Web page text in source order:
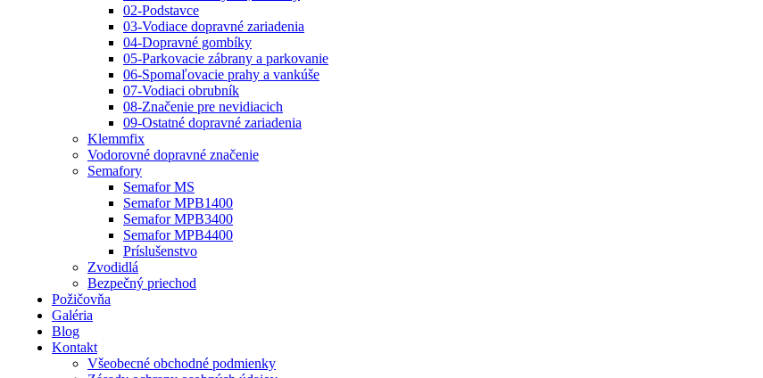
02-Podstavce
03-Vodiace dopravné zariadenia
04-Dopravné gombíky
05-Parkovacie zábrany a parkovanie
06-Spomaľovacie prahy a vankúše
07-Vodiaci obrubník
08-Značenie pre nevidiacich
09-Ostatné dopravné zariadenia
Klemmfix
Vodorovné dopravné značenie
Semafory
Semafor MS
Semafor MPB1400
Semafor MPB3400
Semafor MPB4400
Príslušenstvo
Zvodidlá
Bezpečný priechod
Požičovňa
Galéria
Blog
Kontakt
Všeobecné obchodné podmienky